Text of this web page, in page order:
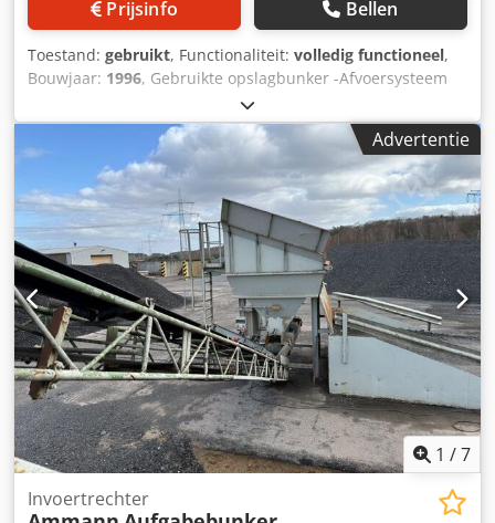
Prijsinfo Bellen
Toestand: gebruikt, Functionaliteit: volledig functioneel,
Bouwjaar: 1996, Gebruikte opslagbunker -Afvoersysteem
Dksdpfx Ajzq S Avsd Ner -Transportband
Advertentie
1 /7
Invoertrechter